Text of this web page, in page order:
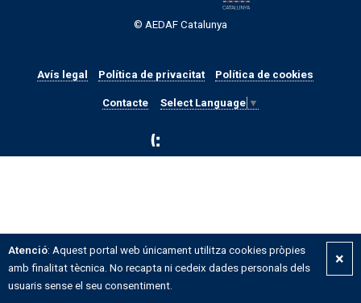
© AEDAF Catalunya
Avís legal Política de privacitat Política de cookies
Contacte Select Language ▼
×
Atenció: Aquest portal web únicament utilitza cookies pròpies
amb finalitat tècnica. No recapta ni cedeix dades personals dels
usuaris sense el seu consentiment.